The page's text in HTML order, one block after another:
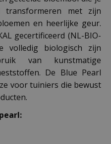
met zijn
en heerlijke geur.
gecertificeerd (NL-BIO-
volledig biologisch zijn
van kunstmatige
De Blue Pearl
voor tuiniers die bewust